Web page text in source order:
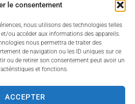
le consentement
nous utilisons des technologies telles
ou accéder aux informations des appareils.
nous permettra de traiter des
de navigation ou les ID uniques sur ce
ou de retirer son consentement peut avoir un
et fonctions.
ACCEPTER
d’ouverture
– 12h / 13h30 – 18h
: 8h30 – 12h / 13h30 – 16h30
eaux fermé le jeudi)